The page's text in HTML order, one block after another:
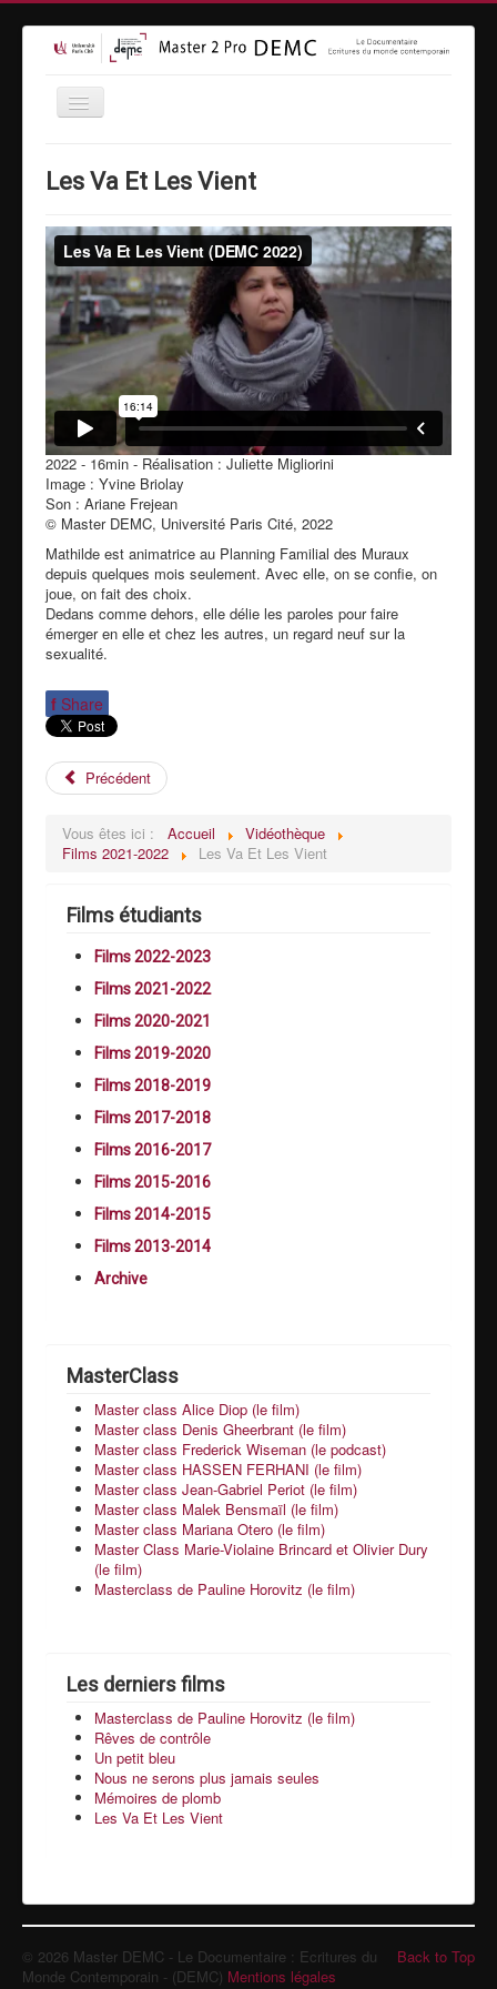
Formation
Inscriptions
Equipe
Vidéothèque
MasterClass
Moyens techniques
Espace entreprises
Contact
Les Va Et Les Vient
2022 - 16min - Réalisation : Juliette Migliorini
Image : Yvine Briolay
Son : Ariane Frejean
© Master DEMC, Université Paris Cité, 2022
Mathilde est animatrice au Planning Familial des Muraux
depuis quelques mois seulement. Avec elle, on se confie, on
joue, on fait des choix.
Dedans comme dehors, elle délie les paroles pour faire
émerger en elle et chez les autres, un regard neuf sur la
sexualité.
f Share
Précédent
Vous êtes ici : Accueil
Vidéothèque
Films 2021-2022
Les Va Et Les Vient
Films étudiants
Films 2022-2023
Films 2021-2022
Films 2020-2021
Films 2019-2020
Films 2018-2019
Films 2017-2018
Films 2016-2017
Films 2015-2016
Films 2014-2015
Films 2013-2014
Archive
MasterClass
Master class Alice Diop (le film)
Master class Denis Gheerbrant (le film)
Master class Frederick Wiseman (le podcast)
Master class HASSEN FERHANI (le film)
Master class Jean-Gabriel Periot (le film)
Master class Malek Bensmaïl (le film)
Master class Mariana Otero (le film)
Master Class Marie-Violaine Brincard et Olivier Dury
(le film)
Masterclass de Pauline Horovitz (le film)
Les derniers films
Masterclass de Pauline Horovitz (le film)
Rêves de contrôle
Un petit bleu
Nous ne serons plus jamais seules
Mémoires de plomb
Les Va Et Les Vient
Back to Top
© 2026 Master DEMC - Le Documentaire : Ecritures du
Monde Contemporain - (DEMC) Mentions légales